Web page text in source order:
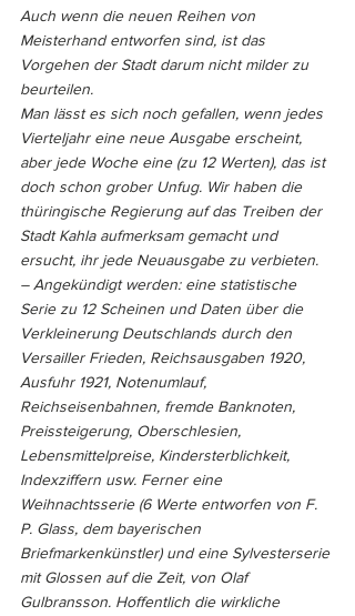
Auch wenn die neuen Reihen von
Meisterhand entworfen sind, ist das
Vorgehen der Stadt darum nicht milder zu
beurteilen.
Man lässt es sich noch gefallen, wenn jedes
Vierteljahr eine neue Ausgabe erscheint,
aber jede Woche eine (zu 12 Werten), das ist
doch schon grober Unfug. Wir haben die
thüringische Regierung auf das Treiben der
Stadt Kahla aufmerksam gemacht und
ersucht, ihr jede Neuausgabe zu verbieten.
– Angekündigt werden: eine statistische
Serie zu 12 Scheinen und Daten über die
Verkleinerung Deutschlands durch den
Versailler Frieden, Reichsausgaben 1920,
Ausfuhr 1921, Notenumlauf,
Reichseisenbahnen, fremde Banknoten,
Preissteigerung, Oberschlesien,
Lebensmittelpreise, Kindersterblichkeit,
Indexziffern usw. Ferner eine
Weihnachtsserie (6 Werte entworfen von F.
P. Glass, dem bayerischen
Briefmarkenkünstler) und ­eine Sylvesterserie
mit Glossen auf die Zeit, von Olaf
Gulbransson. Hoffentlich die wirkliche